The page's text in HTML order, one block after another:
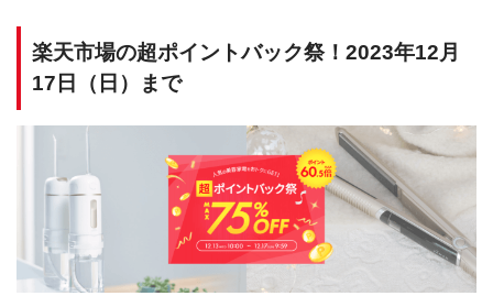
楽天市場の超ポイントバック祭！2023年12月
17日（日）まで